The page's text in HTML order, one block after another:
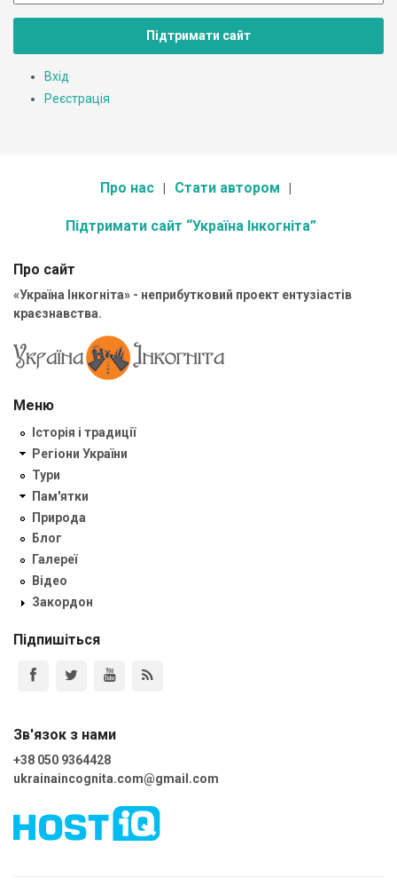
Підтримати сайт
Вхід
Реєстрація
Про нас Стати автором
Підтримати сайт “Україна Інкогніта”
Про сайт
«Україна Інкогніта» - неприбутковий проект ентузіастів
краєзнавства.
Меню
Історія і традиції
Регіони України
Тури
Пам'ятки
Природа
Блог
Галереї
Відео
Закордон
Підпишіться
Зв'язок з нами
+38 050 9364428
ukrainaincognita.com@gmail.com